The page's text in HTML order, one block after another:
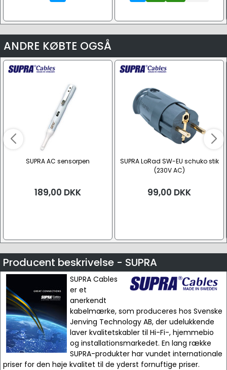
ANDRE KØBTE OGSÅ
SUPRA AC sensorpen
189,00 DKK
SUPRA LoRad SW-EU schuko stik
(230V AC)
99,00 DKK
Producent beskrivelse - SUPRA
SUPRA Cables
er et
anerkendt
kabelmærke, som produceres hos Svenske
Jenving Technology AB, der udelukkende
laver kvalitetskabler til Hi-Fi-, hjemmebio
og installationsmarkedet. En lang række
SUPRA-produkter har vundet internationale
priser for den høje kvalitet til de yderst fornuftige priser.